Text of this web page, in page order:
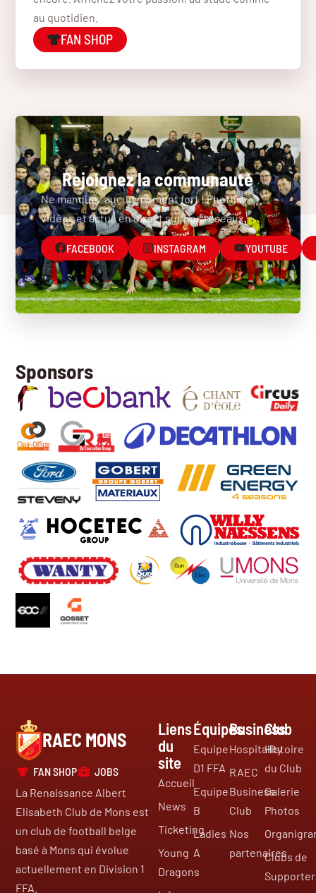
au quotidien.
FAN SHOP
Rejoignez la communauté
Ne manquez aucun moment fort ! Photos,
vidéos et actus en direct sur nos réseaux.
FACEBOOK INSTAGRAM YOUTUBE
Sponsors
RAEC MONS
FAN SHOP
JOBS
La Renaissance Albert
Elisabeth Club de Mons est
un club de football belge
basé à Mons qui évolue
actuellement en Division 1
FFA.
Liens
du
site
Accueil
News
Ticketing
Young
Dragons
Équipes
Equipe
D1 FFA
Equipe
B
Ladies
A
Business
Hospitality
RAEC
Business
Club
Nos
partenaires
Club
Histoire
du Club
Galerie
Photos
Clubs de